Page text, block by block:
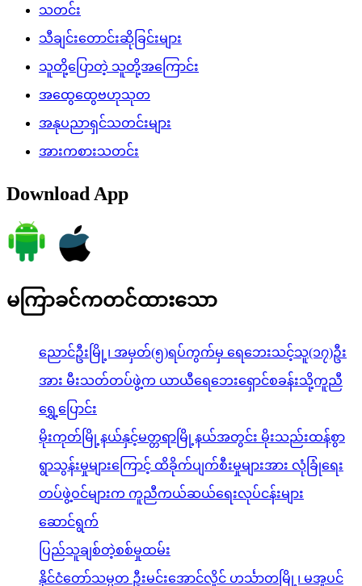
သတင်း
သီချင်းတောင်းဆိုခြင်းများ
သူတို့ပြောတဲ့ သူတို့အကြောင်း
အထွေထွေဗဟုသုတ
အနုပညာရှင်သတင်းများ
အားကစားသတင်း
Download App
မကြာခင်ကတင်ထားသော
ညောင်ဦးမြို့၊ အမှတ်(၅)ရပ်ကွက်မှ ရေဘေးသင့်သူ(၁၇)ဦး
အား မီးသတ်တပ်ဖွဲ့က ယာယီရေဘေးရှောင်စခန်းသို့ကူညီ
ရွှေ့ပြောင်း
မိုးကုတ်မြို့နယ်နှင့်မတ္တရာမြို့နယ်အတွင်း မိုးသည်းထန်စွာ
ရွာသွန်းမှုများကြောင့် ထိခိုက်ပျက်စီးမှုများအား လုံခြုံရေး
တပ်ဖွဲ့ဝင်များက ကူညီကယ်ဆယ်ရေးလုပ်ငန်းများ
ဆောင်ရွက်
ပြည်သူချစ်တဲ့စစ်မှုထမ်း
နိုင်ငံတော်သမ္မတ ဦးမင်းအောင်လှိုင် ဟင်္သာတမြို့၊ မအူပင်